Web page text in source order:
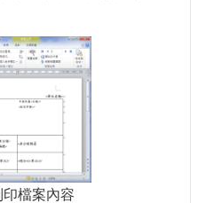
印檔案內容